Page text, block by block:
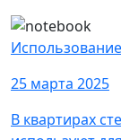
25 марта 2025
В квартирах